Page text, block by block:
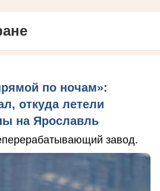
по ночам»:
откуда летели
на Ярославль
завод.